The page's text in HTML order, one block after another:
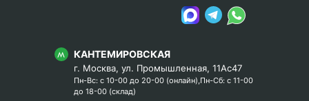
КАНТЕМИРОВСКАЯ
г. Москва, ул. Промышленная, 11Ас47
Пн-Вс: с 10-00 до 20-00 (онлайн),Пн-Сб: с 11-00
до 18-00 (склад)